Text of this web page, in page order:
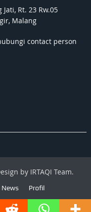
Rt. 23 Rw.05
Malang
contact person
by IRTAQI Team.
Profil